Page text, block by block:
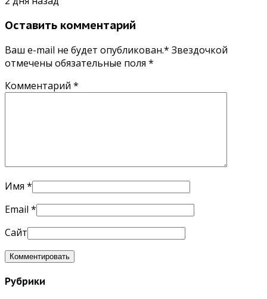
Оставить комментарий
Ваш e-mail не будет опубликован.* Звездочкой
отмечены обязательные поля *
Комментарий *
Имя *
Email *
Сайт
Рубрики